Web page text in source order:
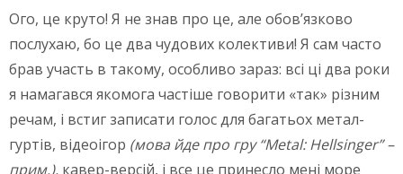
Ого, це круто! Я не знав про це, але обов’язково
послухаю, бо це два чудових колективи! Я сам часто
брав участь в такому, особливо зараз: всі ці два роки
я намагався якомога частіше говорити «так» різним
речам, і встиг записати голос для багатьох метал-
гуртів, відеоігор (мова йде про гру “Metal: Hellsinger” –
прим.), кавер-версій, і все це принесло мені море